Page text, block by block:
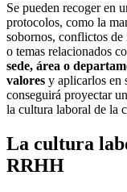
Se pueden recoger en
protocolos, como la
sobornos, conflictos
o temas relacionados
sede, área o
valores y aplicarlos en
conseguirá proyectar
la cultura laboral de la
La cultura
RRHH